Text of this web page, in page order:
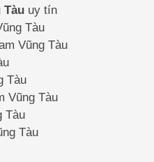
Tàu uy tín
Tàu
Vũng Tàu
Tàu
Vũng Tàu
Tàu
Tàu